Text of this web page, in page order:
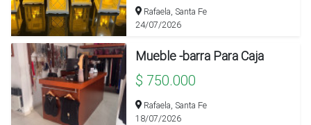
Rafaela, Santa Fe
24/07/2026
Mueble -barra Para Caja
$ 750.000
Rafaela, Santa Fe
18/07/2026